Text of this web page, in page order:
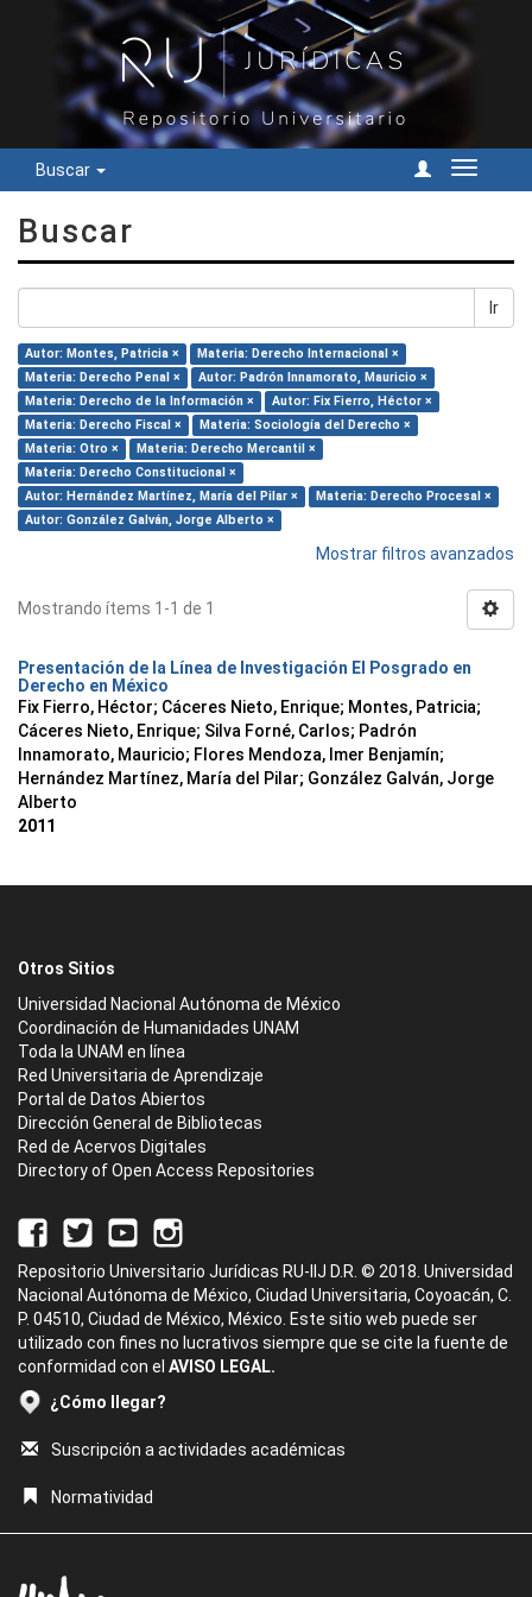
Buscar
Cambiar
Buscar
Ir
Autor: Montes, Patricia ×
Materia: Derecho Internacional ×
Materia: Derecho Penal ×
Autor: Padrón Innamorato, Mauricio ×
Materia: Derecho de la Información ×
Autor: Fix Fierro, Héctor ×
Materia: Derecho Fiscal ×
Materia: Sociología del Derecho ×
Materia: Otro ×
Materia: Derecho Mercantil ×
Materia: Derecho Constitucional ×
Autor: Hernández Martínez, María del Pilar ×
Materia: Derecho Procesal ×
Autor: González Galván, Jorge Alberto ×
Mostrar filtros avanzados
Mostrando ítems 1-1 de 1
Presentación de la Línea de Investigación El Posgrado en
Derecho en México
Fix Fierro, Héctor; Cáceres Nieto, Enrique; Montes, Patricia;
Cáceres Nieto, Enrique; Silva Forné, Carlos; Padrón
Innamorato, Mauricio; Flores Mendoza, Imer Benjamín;
Hernández Martínez, María del Pilar; González Galván, Jorge
Alberto
2011
Otros Sitios
Universidad Nacional Autónoma de México
Coordinación de Humanidades UNAM
Toda la UNAM en línea
Red Universitaria de Aprendizaje
Portal de Datos Abiertos
Dirección General de Bibliotecas
Red de Acervos Digitales
Directory of Open Access Repositories
Repositorio Universitario Jurídicas RU-IIJ D.R. © 2018. Universidad
Nacional Autónoma de México, Ciudad Universitaria, Coyoacán, C.
P. 04510, Ciudad de México, México. Este sitio web puede ser
utilizado con fines no lucrativos siempre que se cite la fuente de
conformidad con el AVISO LEGAL.
¿Cómo llegar?
Suscripción a actividades académicas
Normatividad